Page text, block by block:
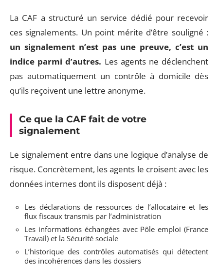
La CAF a structuré un service dédié pour recevoir
ces signalements. Un point mérite d’être souligné :
un signalement n’est pas une preuve, c’est un
indice parmi d’autres. Les agents ne déclenchent
pas automatiquement un contrôle à domicile dès
qu’ils reçoivent une lettre anonyme.
Ce que la CAF fait de votre
signalement
Le signalement entre dans une logique d’analyse de
risque. Concrètement, les agents le croisent avec les
données internes dont ils disposent déjà :
Les déclarations de ressources de l’allocataire et les
flux fiscaux transmis par l’administration
Les informations échangées avec Pôle emploi (France
Travail) et la Sécurité sociale
L’historique des contrôles automatisés qui détectent
des incohérences dans les dossiers